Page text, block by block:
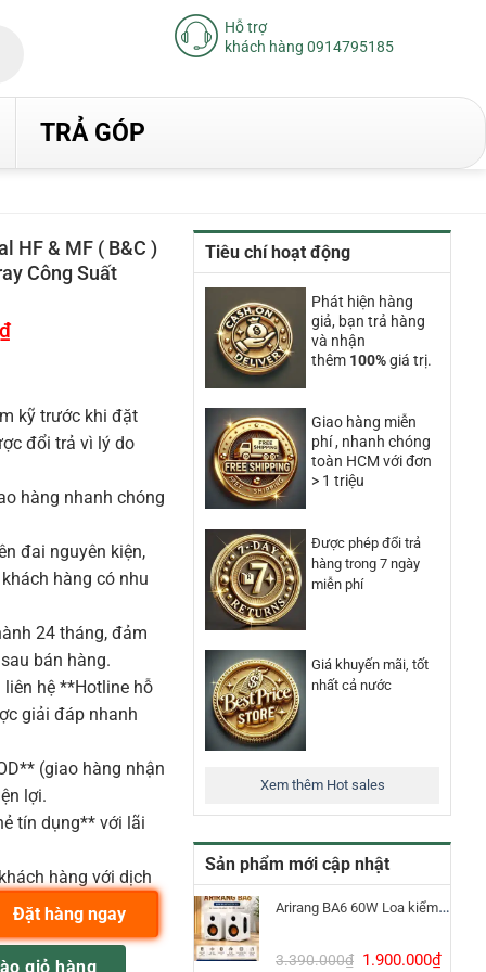
Hỗ trợ
khách hàng 0914795185
TRẢ GÓP
Tiêu chí hoạt động
Phát hiện hàng
giả, bạn trả hàng
và nhận
thêm 100%giá trị.
Giao hàng miễn
phí , nhanh chóng
toàn HCM với đơn
> 1 triệu
Được phép đổi trả
hàng trong 7 ngày
miễn phí
Giá khuyến mãi, tốt
nhất cả nước
Xem thêm Hot sales
Sản phẩm mới cập nhật
Arirang BA6 60W Loa kiểm âm Bluetooth 5.3
3.390.000₫ Giá
1.900.000₫Giá
HF & MF ( B&C )
Công Suất
₫Giá
kỹ trước khi đặt
đổi trả vì lý do
hàng nhanh chóng
đai nguyên kiện,
hàng có nhu
24 tháng, đảm
bán hàng.
hệ **Hotline hỗ
giải đáp nhanh
(giao hàng nhận
lợi.
tín dụng** với lãi
hàng với dịch
MF ( B&C ) & 18Sound Loa Line Array Công Suất 1600W HBK SOUND
giỏ hàng
Đặt hàng ngay